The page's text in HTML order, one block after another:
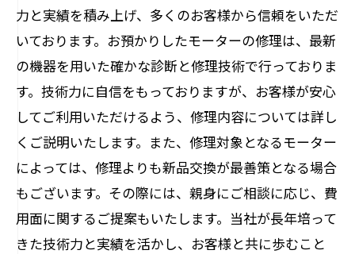
力と実績を積み上げ、多くのお客様から信頼をいただ
いております。お預かりしたモーターの修理は、最新
の機器を用いた確かな診断と修理技術で行っておりま
す。技術力に自信をもっておりますが、お客様が安心
してご利用いただけるよう、修理内容については詳し
くご説明いたします。また、修理対象となるモーター
によっては、修理よりも新品交換が最善策となる場合
もございます。その際には、親身にご相談に応じ、費
用面に関するご提案もいたします。当社が長年培って
きた技術力と実績を活かし、お客様と共に歩むこと